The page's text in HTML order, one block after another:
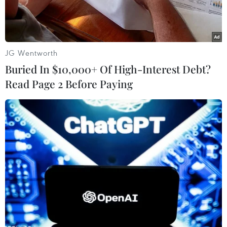
Rạn san hô lớn nhất thế giới Great Barrier Reef. (Nguồn:
AFP/TTXVN)
Một nghiên cứu mới đây của giáo sư Ove Hoegh-
Guldberg thuộc Đại học Queensland cho thấy
nhiệt độ nước biển ngày càng tăng là nguyên
JG Wentworth
Buried In $10,000+ Of High-Interest Debt?
Read Page 2 Before Paying